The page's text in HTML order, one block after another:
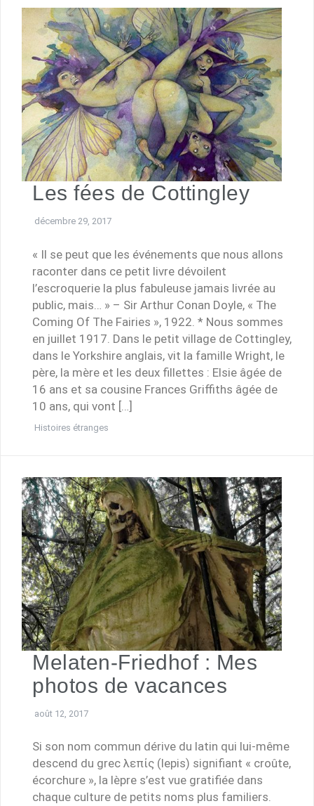
Les fées de Cottingley
décembre 29, 2017
« Il se peut que les événements que nous allons
raconter dans ce petit livre dévoilent
l’escroquerie la plus fabuleuse jamais livrée au
public, mais… » – Sir Arthur Conan Doyle, « The
Coming Of The Fairies », 1922. * Nous sommes
en juillet 1917. Dans le petit village de Cottingley,
dans le Yorkshire anglais, vit la famille Wright, le
père, la mère et les deux fillettes : Elsie âgée de
16 ans et sa cousine Frances Griffiths âgée de
10 ans, qui vont […]
Histoires étranges
Melaten-Friedhof : Mes
photos de vacances
août 12, 2017
Si son nom commun dérive du latin qui lui-même
descend du grec λεπίς (lepis) signifiant « croûte,
écorchure », la lèpre s’est vue gratifiée dans
chaque culture de petits noms plus familiers.